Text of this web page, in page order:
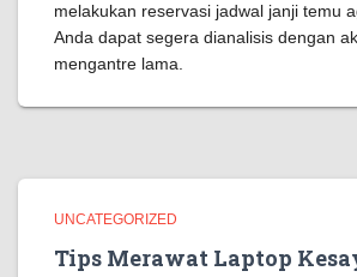
melakukan reservasi jadwal janji temu
Anda dapat segera dianalisis dengan
mengantre lama.
UNCATEGORIZED
Tips Merawat Laptop